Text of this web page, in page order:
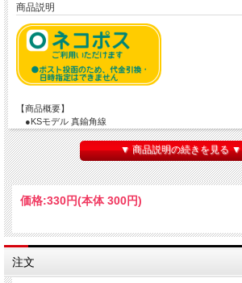
商品説明
【商品概要】
●KSモデル 真鍮角線
●サイズ：2.0×1.0mm
●長さ：250mm
●入数：3本入
▼ 商品説明の続きを見る ▼
価格:330円(本体 300円)
注文